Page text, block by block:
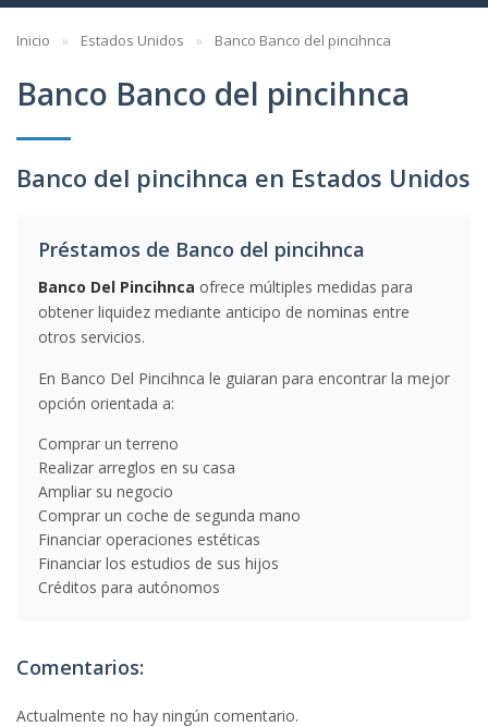
Inicio Estados Unidos Banco Banco del pincihnca
Banco Banco del pincihnca
Banco del pincihnca en Estados Unidos
Préstamos de Banco del pincihnca
Banco Del Pincihnca ofrece múltiples medidas para
obtener liquidez mediante anticipo de nominas entre
otros servicios.
En Banco Del Pincihnca le guiaran para encontrar la mejor
opción orientada a:
Comprar un terreno
Realizar arreglos en su casa
Ampliar su negocio
Comprar un coche de segunda mano
Financiar operaciones estéticas
Financiar los estudios de sus hijos
Créditos para autónomos
Comentarios:
Actualmente no hay ningún comentario.